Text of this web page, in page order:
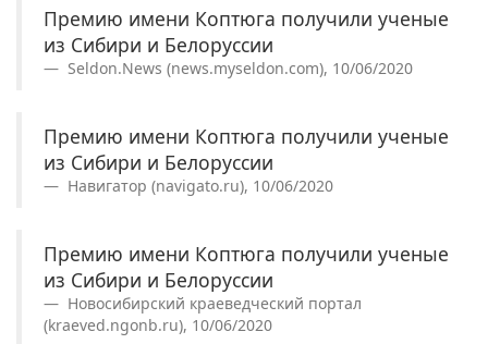
Премию имени Коптюга получили ученые
из Сибири и Белоруссии
Seldon.News (news.myseldon.com), 10/06/2020
Премию имени Коптюга получили ученые
из Сибири и Белоруссии
Навигатор (navigato.ru), 10/06/2020
Премию имени Коптюга получили ученые
из Сибири и Белоруссии
Новосибирский краеведческий портал
(kraeved.ngonb.ru), 10/06/2020